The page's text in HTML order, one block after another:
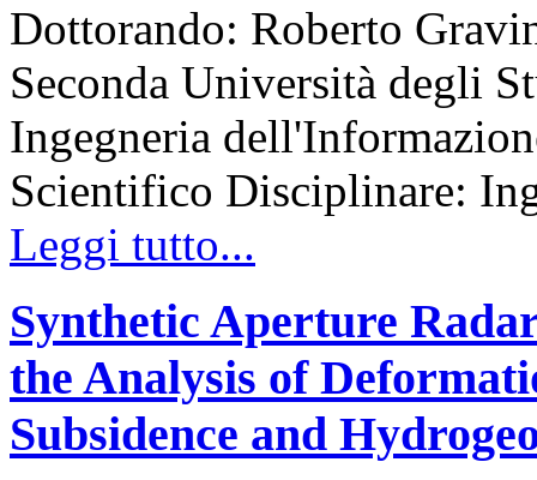
Dottorando: Roberto
Seconda Università degli
Ingegneria
Scientifico Disciplinare:
Leggi tutto...
Synthetic Aperture
the Analysis of
Subsidence and